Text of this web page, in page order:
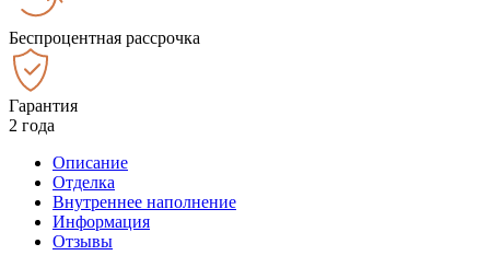
Беспроцентная рассрочка
Гарантия
2 года
Описание
Отделка
Внутреннее наполнение
Информация
Отзывы